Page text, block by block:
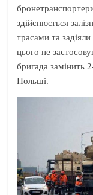
здійснюється
трасами та
цього не
бригада замінить
Польші.